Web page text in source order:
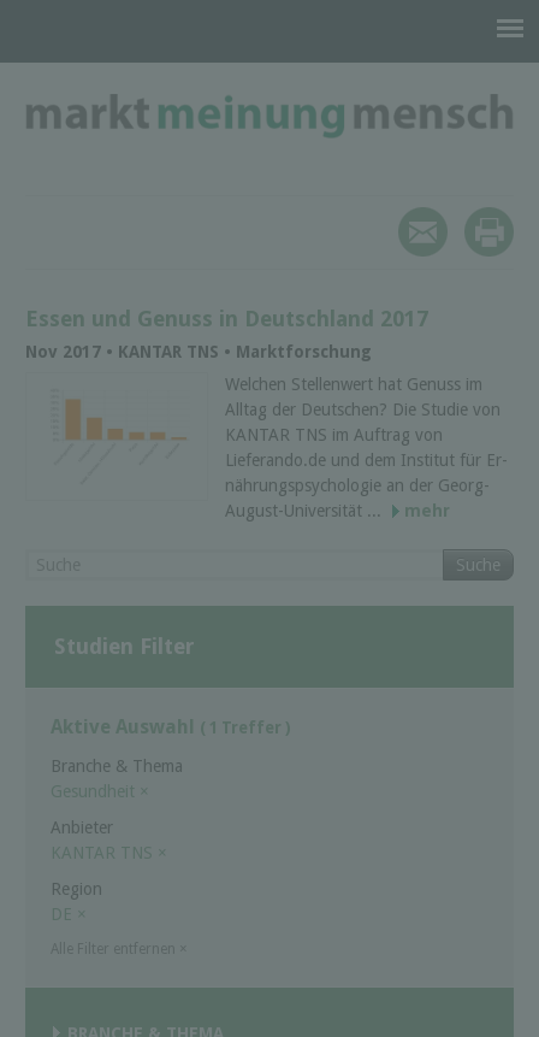
Essen und Genuss in Deutschland 2017
Nov 2017 • KANTAR TNS • Marktforschung
Welchen Stellenwert hat Genuss im
Alltag der Deutschen? Die Studie von
KANTAR TNS im Auftrag von
Lieferando.de und dem Institut für Er­
näh­rungs­psychologie an der Georg-
August-Universität ...
mehr
Suche
Studien Filter
Aktive Auswahl ( 1 Treffer )
Branche & Thema
Gesundheit ×
Anbieter
KANTAR TNS ×
Region
DE ×